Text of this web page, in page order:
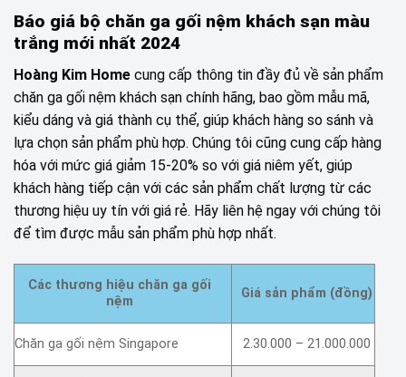
Báo giá bộ chăn ga gối nệm khách sạn màu
trắng mới nhất 2024
Hoàng Kim Home cung cấp thông tin đầy đủ về sản phẩm
chăn ga gối nệm khách sạn chính hãng, bao gồm mẫu mã,
kiểu dáng và giá thành cụ thể, giúp khách hàng so sánh và
lựa chọn sản phẩm phù hợp. Chúng tôi cũng cung cấp hàng
hóa với mức giá giảm 15-20% so với giá niêm yết, giúp
khách hàng tiếp cận với các sản phẩm chất lượng từ các
thương hiệu uy tín với giá rẻ. Hãy liên hệ ngay với chúng tôi
để tìm được mẫu sản phẩm phù hợp nhất.
Các thương hiệu chăn ga gối
nệm
Giá sản phẩm (đồng)
Chăn ga gối nệm Singapore 2.30.000 – 21.000.000